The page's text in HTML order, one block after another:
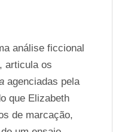
análise ficcional
articula os
agenciadas pela
que Elizabeth
de marcação,